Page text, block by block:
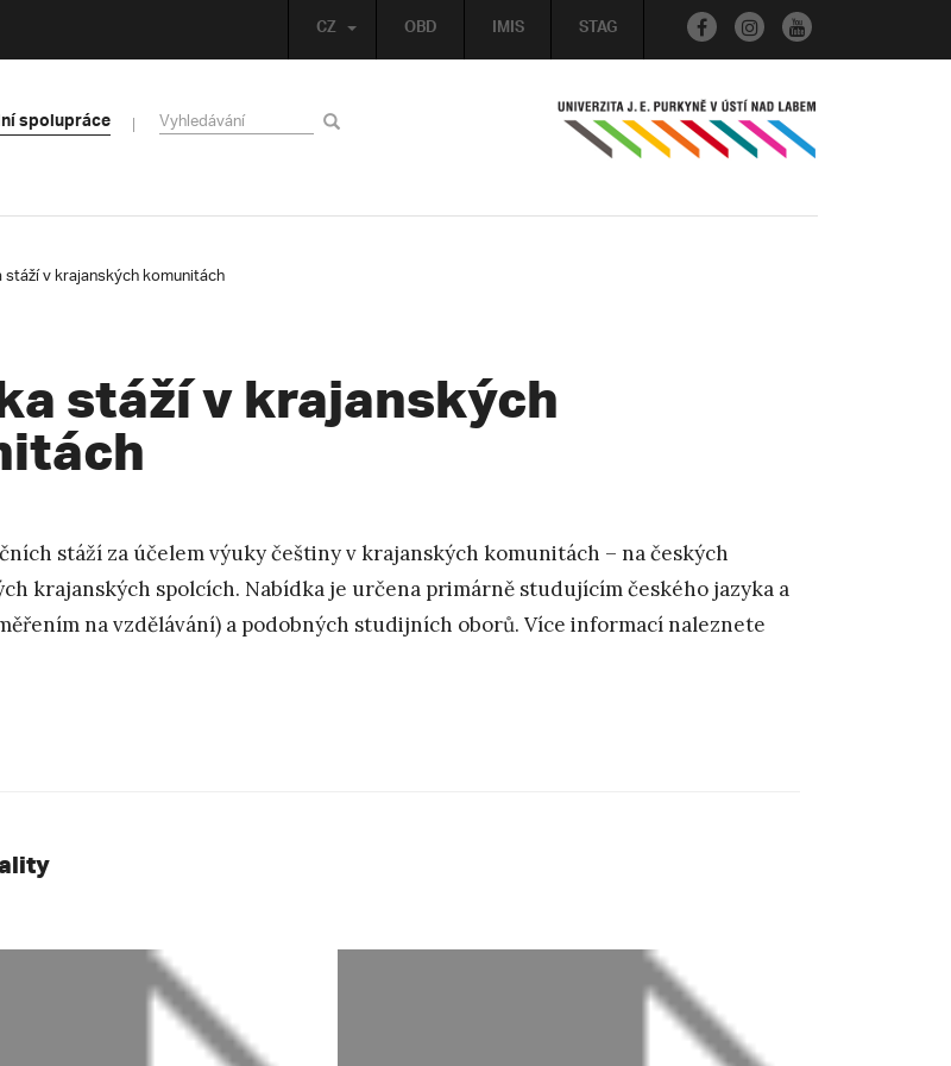
OBD IMIS STAG
CZ
spolupráce
stáží v krajanských komunitách
stáží v krajanských
stáží za účelem výuky češtiny v krajanských komunitách – na českých
krajanských spolcích. Nabídka je určena primárně studujícím českého jazyka a
na vzdělávání) a podobných studijních oborů. Více informací naleznete